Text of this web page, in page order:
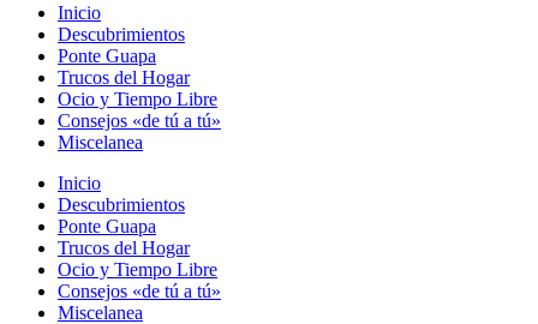
Inicio
Descubrimientos
Ponte Guapa
Trucos del Hogar
Ocio y Tiempo Libre
Consejos «de tú a tú»
Miscelanea
Inicio
Descubrimientos
Ponte Guapa
Trucos del Hogar
Ocio y Tiempo Libre
Consejos «de tú a tú»
Miscelanea